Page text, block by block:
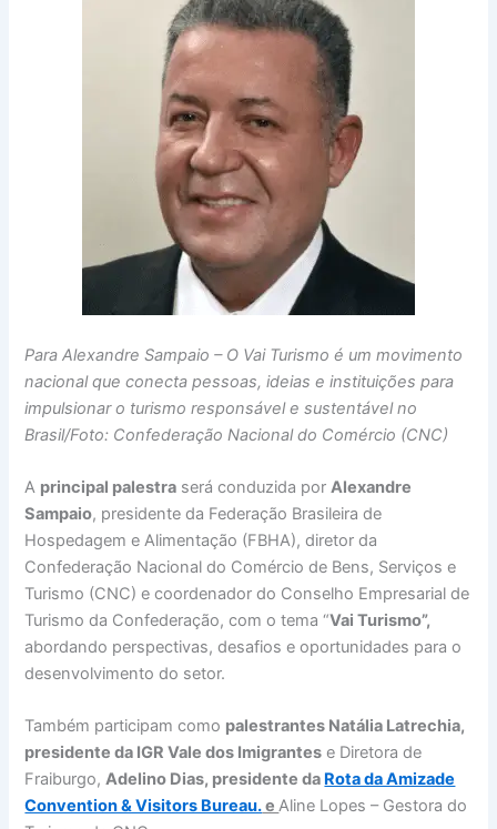
Para Alexandre Sampaio – O Vai Turismo é um movimento
nacional que conecta pessoas, ideias e instituições para
impulsionar o turismo responsável e sustentável no
Brasil/Foto: Confederação Nacional do Comércio (CNC)
A principal palestra será conduzida porAlexandre
Sampaio, presidente da Federação Brasileira de
Hospedagem e Alimentação (FBHA), diretor da
Confederação Nacional do Comércio de Bens, Serviços e
Turismo (CNC) e coordenador do Conselho Empresarial de
Turismo da Confederação, com o tema “Vai Turismo”,
abordando perspectivas, desafios e oportunidades para o
desenvolvimento do setor.
Também participam como palestrantes Natália Latrechia,
presidente da IGR Vale dos Imigrantes e Diretora de
Fraiburgo,Adelino Dias, presidente da Rota da Amizade
Convention & Visitors Bureau.eAline Lopes – Gestora do